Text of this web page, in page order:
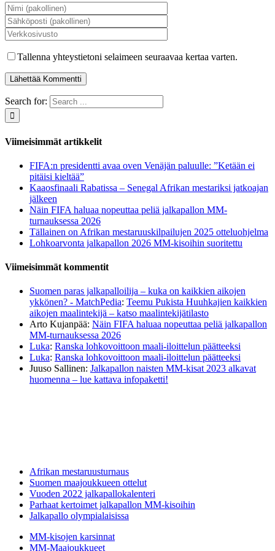
Tallenna yhteystietoni selaimeen seuraavaa kertaa varten.
Search for:
Viimeisimmät artikkelit
FIFA:n presidentti avaa oven Venäjän paluulle: ”Ketään ei
pitäisi kieltää”
Kaaosfinaali Rabatissa – Senegal Afrikan mestariksi jatkoajan
jälkeen
Näin FIFA haluaa nopeuttaa peliä jalkapallon MM-
turnauksessa 2026
Tällainen on Afrikan mestaruuskilpailujen 2025 otteluohjelma
Lohkoarvonta jalkapallon 2026 MM-kisoihin suoritettu
Viimeisimmät kommentit
Suomen paras jalkapalloilija – kuka on kaikkien aikojen
ykkönen? - MatchPedia: Teemu Pukista Huuhkajien kaikkien
aikojen maalintekijä – katso maalintekijätilasto
Arto Kujanpää: Näin FIFA haluaa nopeuttaa peliä jalkapallon
MM-turnauksessa 2026
Luka: Ranska lohkovoittoon maali-iloittelun päätteeksi
Luka: Ranska lohkovoittoon maali-iloittelun päätteeksi
Juuso Sallinen: Jalkapallon naisten MM-kisat 2023 alkavat
huomenna – lue kattava infopaketti!
Afrikan mestaruusturnaus
Suomen maajoukkueen ottelut
Vuoden 2022 jalkapallokalenteri
Parhaat kertoimet jalkapallon MM-kisoihin
Jalkapallo olympialaisissa
MM-kisojen karsinnat
MM-Maajoukkueet